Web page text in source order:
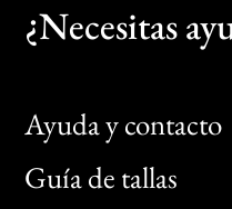
¿Necesitas
Ayuda y contacto
Guía de tallas